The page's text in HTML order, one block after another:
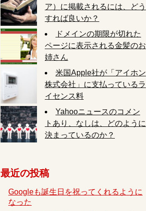
ア）に掲載されるには、どう
すれば良いか？
ドメインの期限が切れた
ページに表示される金髪のお
姉さん
米国Apple社が「アイホン
株式会社」に支払っているラ
イセンス料
Yahooニュースのコメン
トあり、なしは、どのように
決まっているのか？
最近の投稿
Googleも誕生日を祝ってくれるように
なった